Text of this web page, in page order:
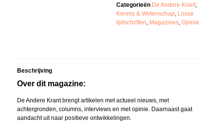
Categorieën De Andere Krant
Kennis & Wetenschap Losse
tijdschriften Magazines Opinie
Beschrijving
Over dit magazine:
De Andere Krant brengt artikelen met actueel nieuws, met
achtergronden, columns, interviews en met opinie. Daarnaast gaat
aandacht uit naar positieve ontwikkelingen.